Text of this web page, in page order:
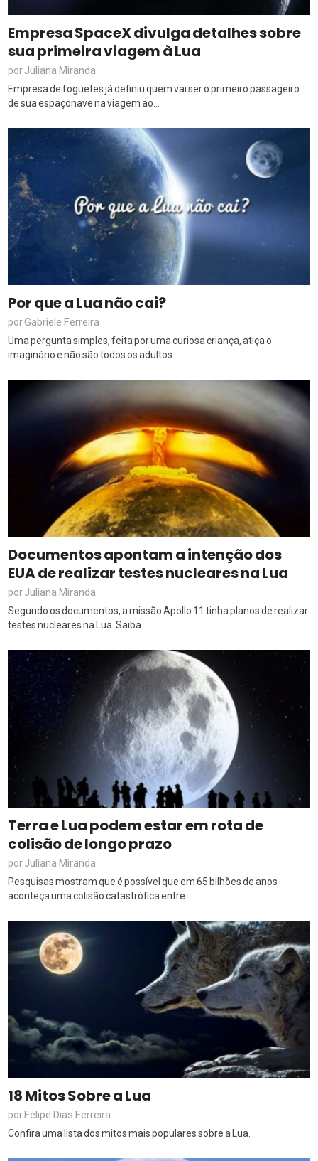
Empresa SpaceX divulga detalhes sobre
sua primeira viagem à Lua
porJuliana Miranda
Empresa de foguetes já definiu quem vai ser o primeiro passageiro
de sua espaçonave na viagem ao...
Por que a Lua não cai?
porGabriele Ferreira
Uma pergunta simples, feita por uma curiosa criança, atiça o
imaginário e não são todos os adultos...
Documentos apontam a intenção dos
EUA de realizar testes nucleares na Lua
porJuliana Miranda
Segundo os documentos, a missão Apollo 11 tinha planos de realizar
testes nucleares na Lua. Saiba...
Terra e Lua podem estar em rota de
colisão de longo prazo
porJuliana Miranda
Pesquisas mostram que é possível que em 65 bilhões de anos
aconteça uma colisão catastrófica entre...
18 Mitos Sobre a Lua
porFelipe Dias Ferreira
Confira uma lista dos mitos mais populares sobre a Lua.